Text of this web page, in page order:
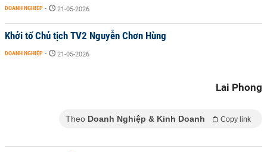
DOANH NGHIỆP - 21-05-2026
Khởi tố Chủ tịch TV2 Nguyễn Chơn Hùng
DOANH NGHIỆP - 21-05-2026
Lai Phong
Theo Doanh Nghiệp & Kinh Doanh Copy link